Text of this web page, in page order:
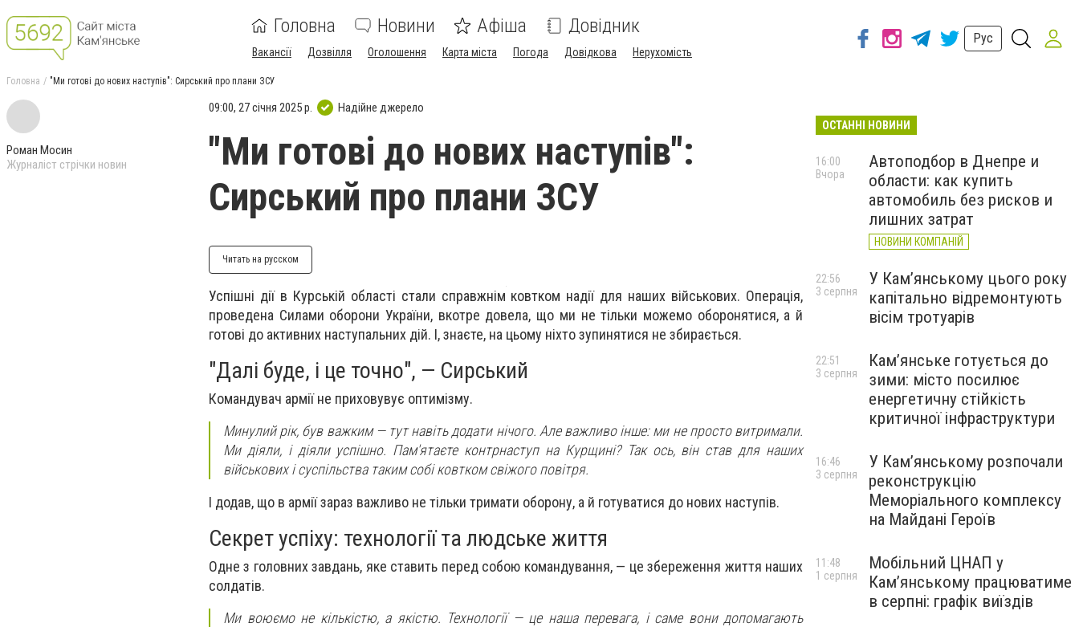
Головна Новини Афіша Довідник
Вакансії Дозвілля Оголошення Карта міста Погода Довідкова Нерухомість
Рус
Головна "Ми готові до нових наступів": Сирський про плани ЗСУ
Роман Мосин
Журналіст стрічки новин
09:00, 27 січня 2025 р. Надійне джерело
"Ми готові до нових наступів":
Сирський про плани ЗСУ
Читать на русском
Успішні дії в Курській області стали справжнім ковтком надії для наших військових. Операція,
проведена Силами оборони України, вкотре довела, що ми не тільки можемо оборонятися, а й
готові до активних наступальних дій. І, знаєте, на цьому ніхто зупинятися не збирається.
"Далі буде, і це точно", — Сирський
Командувач армії не приховувує оптимізму.
Минулий рік, був важким — тут навіть додати нічого. Але важливо інше: ми не просто витримали.
Ми діяли, і діяли успішно. Пам'ятаєте контрнаступ на Курщині? Так ось, він став для наших
військових і суспільства таким собі ковтком свіжого повітря.
І додав, що в армії зараз важливо не тільки тримати оборону, а й готуватися до нових наступів.
Секрет успіху: технології та людське життя
Одне з головних завдань, яке ставить перед собою командування, — це збереження життя наших
солдатів.
Ми воюємо не кількістю, а якістю. Технології — це наша перевага, і саме вони допомагають
ОСТАННІ НОВИНИ
Автоподбор в Днепре и
области: как купить
автомобиль без рисков и
лишних затрат
НОВИНИ КОМПАНІЙ
16:00
Вчора
У Кам’янському цього року
капітально відремонтують
вісім тротуарів
22:56
3 серпня
Кам’янське готується до
зими: місто посилює
енергетичну стійкість
критичної інфраструктури
22:51
3 серпня
У Кам’янському розпочали
реконструкцію
Меморіального комплексу
на Майдані Героїв
16:46
3 серпня
Мобільний ЦНАП у
Кам’янському працюватиме
в серпні: графік виїздів
11:48
1 серпня